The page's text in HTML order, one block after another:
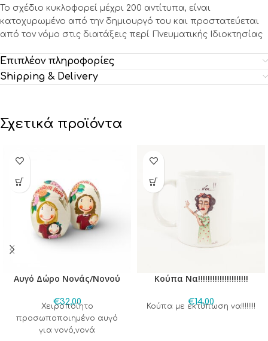
Το σχέδιο κυκλοφορεί μέχρι 200 αντίτυπα, είναι
κατοχυρωμένο από την δημιουργό του και προστατεύεται
από τον νόμο στις διατάξεις περί Πνευματικής Ιδιοκτησίας
Επιπλέον πληροφορίες
Shipping & Delivery
Σχετικά προϊόντα
Αυγό Δώρο Νονάς/Νονού
€32,00
Χειροποίητο
προσωποποιημένο αυγό
για νονό,νονά
Κούπα Nα!!!!!!!!!!!!!!!!!!!!!
€14,00
Κούπα με εκτύπωση να!!!!!!!!